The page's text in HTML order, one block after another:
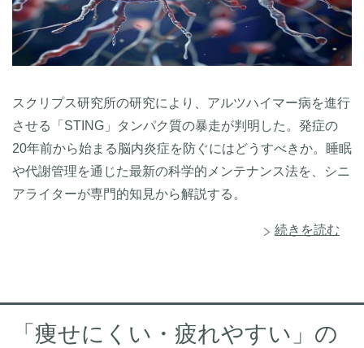
スクリプス研究所の研究により、アルツハイマー病を進行
させる「STING」タンパク質の暴走が判明した。発症の
20年前から始まる脳内炎症を防ぐにはどうすべきか。睡眠
や代謝管理を通じた最新の科学的メンテナンス法を、シニ
アライターが専門的知見から解説する。
続きを読む
「痩せにくい・疲れやすい」の